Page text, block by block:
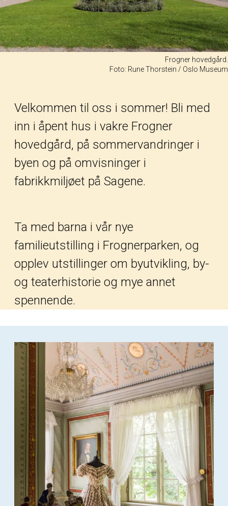
Frogner hovedgård.
Foto: Rune Thorstein / Oslo Museum
Velkommen til oss i sommer! Bli med
inn i åpent hus i vakre Frogner
hovedgård, på sommervandringer i
byen og på omvisninger i
fabrikkmiljøet på Sagene.
Ta med barna i vår nye
familieutstilling i Frognerparken, og
opplev utstillinger om byutvikling, by-
og teaterhistorie og mye annet
spennende.